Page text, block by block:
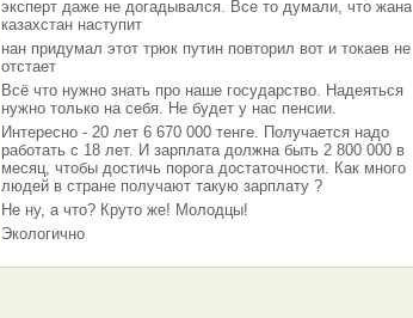
эксперт даже не догадывался. Все то думали, что жана
казахстан наступит
нан придумал этот трюк путин повторил вот и токаев не
отстает
Всё что нужно знать про наше государство. Надеяться
нужно только на себя. Не будет у нас пенсии.
Интересно - 20 лет 6 670 000 тенге. Получается надо
работать с 18 лет. И зарплата должна быть 2 800 000 в
месяц, чтобы достичь порога достаточности. Как много
людей в стране получают такую зарплату ?
Не ну, а что? Круто же! Молодцы!
Экологично